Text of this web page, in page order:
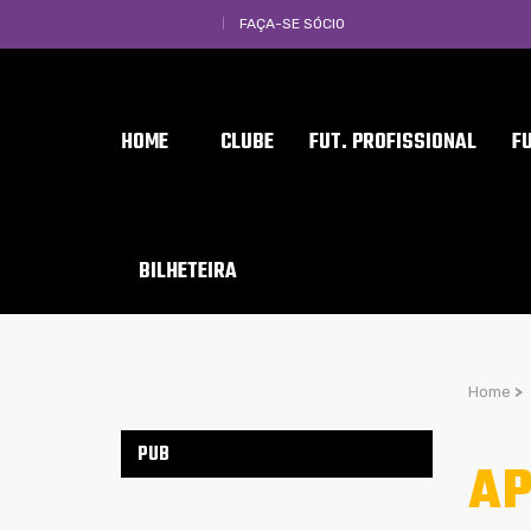
FAÇA-SE SÓCIO
HOME CLUBE FUT. PROFISSIONAL
BILHETEIRA
Home >
PUB